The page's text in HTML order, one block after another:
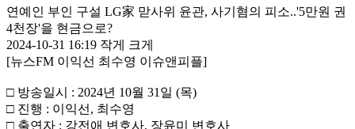
연예인 부인 구설 LG家 맏사위 윤관, 사기혐의 피소..'5만원 권
4천장'을 현금으로?
2024-10-31 16:19 작게
크게
[뉴스FM 이익선 최수영 이슈앤피플]
□ 방송일시 : 2024년 10월 31일 (목)
□ 진행 : 이익선, 최수영
□ 출연자 : 강전애 변호사, 장윤미 변호사